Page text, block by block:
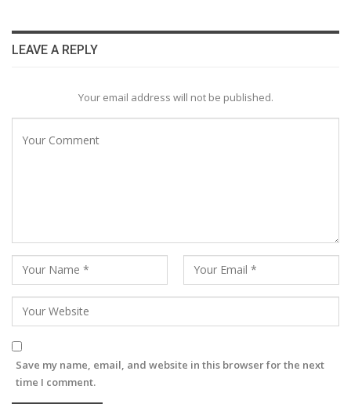
LEAVE A REPLY
Your email address will not be published.
Save my name, email, and website in this browser for the next
time I comment.